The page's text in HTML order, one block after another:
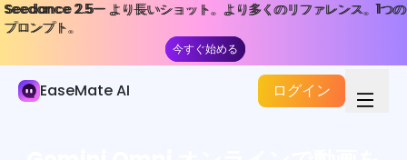
Seedance 2.5— より長いショット。より多くのリファレンス。1つの
プロンプト。
今すぐ始める
Seedance 2.5— より長いショット。より多くのリファレンス。1つの
プロンプト。
今すぐ始める
EaseMate AI ログイン
AI ビデオ
AI ビデオジェネレーター
ビデオエフェクト